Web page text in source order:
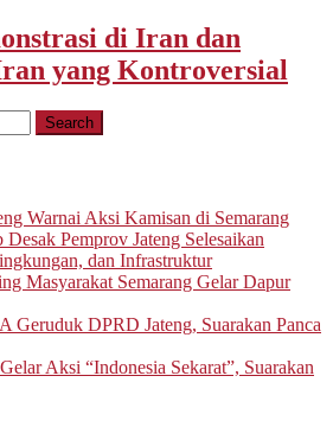
di Iran dan
yang Kontroversial
Warnai Aksi Kamisan di Semarang
Pemprov Jateng Selesaikan
dan Infrastruktur
Masyarakat Semarang Gelar Dapur
Geruduk DPRD Jateng, Suarakan Panca
Aksi “Indonesia Sekarat”, Suarakan